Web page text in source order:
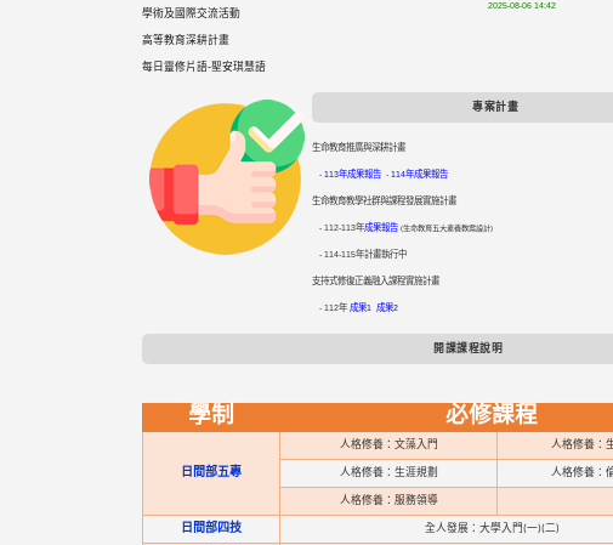
學術及國際交流活動
高等教育深耕計畫
每日靈修片語-聖安琪慧語
2025-08-06 14:42
專案計畫
生命教育推廣與深耕計畫
- 113年成果報告 - 114年成果報告
生命教育教學社群與課程發展實施計畫
- 112-113年成果報告 (生命教育五大素養教案設計)
- 114-115年計畫執行中
​​支持式修復正義融入課程實施計畫
- 112年 成果1 成果2
開課課程說明
學制 必修課程
日間部五專
人格修養：文藻入門 人格修養：
人格修養：生涯規劃 人格修養：
人格修養：服務領導
日間部四技 全人發展：大學入門(一)(二)